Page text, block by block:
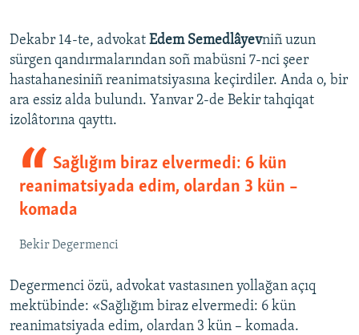
Dekabr 14-te, advokat Edem Semedlâyevniñ uzun
sürgen qandırmalarından soñ mabüsni 7-nci şeer
hastahanesiniñ reanimatsiyasına keçirdiler. Anda o, bir
ara essiz alda bulundı. Yanvar 2-de Bekir tahqiqat
izolâtorına qayttı.
Sağlığım biraz elvermedi: 6 kün
reanimatsiyada edim, olardan 3 kün –
komada
Bekir Degermenci
Degermenci özü, advokat vastasınen yollağan açıq
mektübinde: «Sağlığım biraz elvermedi: 6 kün
reanimatsiyada edim, olardan 3 kün – komada.